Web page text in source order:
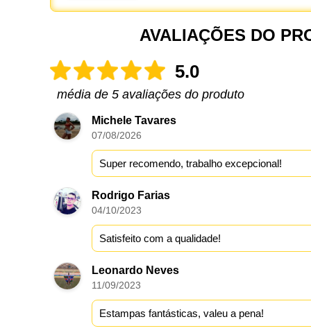
AVALIAÇÕES DO
5.0
média de 5 avaliações do produto
Michele Tavares
07/08/2026
Super recomendo, trabalho excepcional!
Rodrigo Farias
04/10/2023
Satisfeito com a qualidade!
Leonardo Neves
11/09/2023
Estampas fantásticas, valeu a pena!